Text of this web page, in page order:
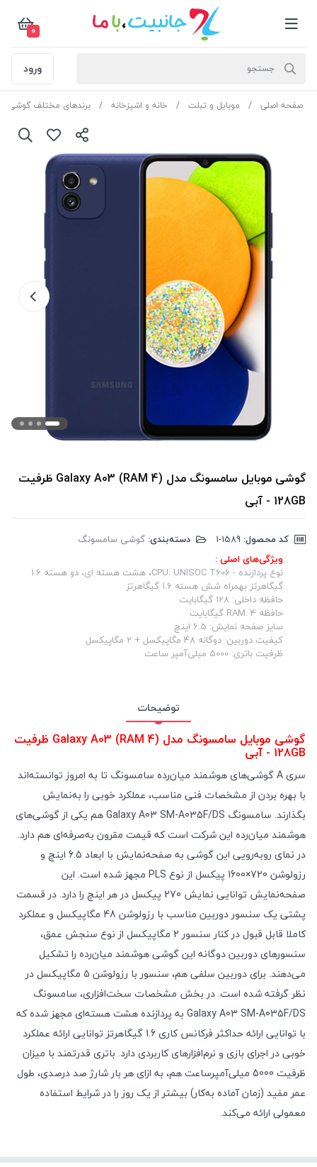
0
ورود
صفحه اصلی موبایل و تبلت خانه و اشپزخانه برندهای مختلف گوشی
گوشی موبایل سامسونگ مدل Galaxy A03 (RAM 4) ظرفیت
128GB - آبی
کد محصول: دسته‌بندی: گوشی سامسونگ
ویژگی‌های اصلی :
نوع پردازنده - CPU: UNISOC T606، هشت هسته‌ ای، دو هسته 1.6
گیگاهرتز بهمراه شش هسته 1.6 گیگاهرتز
حافظه داخلی: 128 گیگابایت
حافظه RAM: 4 گیگابایت
سایز صفحه نمایش: 6.5 اینچ
کیفیت دوربین: دوگانه 48 مگاپیکسل + 2 مگاپیکسل
ظرفیت باتری: 5000 میلی‌آمپر ساعت
توضیحات
گوشی موبایل سامسونگ مدل Galaxy A03 (RAM 4) ظرفیت
128GB - آبی
سری A گوشی‌های هوشمند میان‌رده سامسونگ تا به امروز توانسته‌اند
با بهره بردن از مشخصات فنی مناسب، عملکرد خوبی را به‌نمایش
بگذارند. سامسونگ Galaxy A03 SM-A035F/DS هم یکی از گوشی‌های
هوشمند میان‌رده این شرکت است که قیمت مقرون به‌صرفه‌ای هم دارد.
در نمای رو‌به‌رویی این گوشی به صفحه‌نمایش با ابعاد 6.5 اینچ و
رزولوشن 720×1600 پیکسل از نوع PLS مجهز شده است. این
صفحه‌نمایش توانایی نمایش 270 پیکسل در هر اینچ را دارد. در قسمت
پشتی یک سنسور دوربین مناسب با رزولوشن 48 مگاپیکسل و عملکرد
کاملا قابل قبول در کنار سنسور 2 مگاپیکسل از نوع سنجش عمق،
سنسور‌های دوربین دو‌گانه این گوشی هوشمند میان‌رده را تشکیل
می‌دهند. برای دوربین سلفی هم، سنسور با رزولوشن 5 مگاپیکسل در
نظر گرفته شده است. در بخش مشخصات سخت‌افزاری، سامسونگ
Galaxy A03 SM-A035F/DS به پردازنده هشت هسته‌ای مجهز شده که
با توانایی ارائه حداکثر فرکانس کاری 1.6 گیگاهرتز توانایی ارائه عملکرد
خوبی در اجرای بازی و نرم‌افزار‌های کاربردی دارد. باتری قدرتمند با میزان
ظرفیت 5000 میلی‌آمپر‌ساعت هم، به ازای هر بار شارژ صد درصدی، طول
عمر مفید (زمان آماده‌ به‌کار) بیشتر از یک روز را در شرایط استفاده
معمولی ارائه می‌کند.